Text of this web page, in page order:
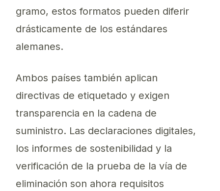
gramo, estos formatos pueden diferir
drásticamente de los estándares
alemanes.
Ambos países también aplican
directivas de etiquetado y exigen
transparencia en la cadena de
suministro. Las declaraciones digitales,
los informes de sostenibilidad y la
verificación de la prueba de la vía de
eliminación son ahora requisitos